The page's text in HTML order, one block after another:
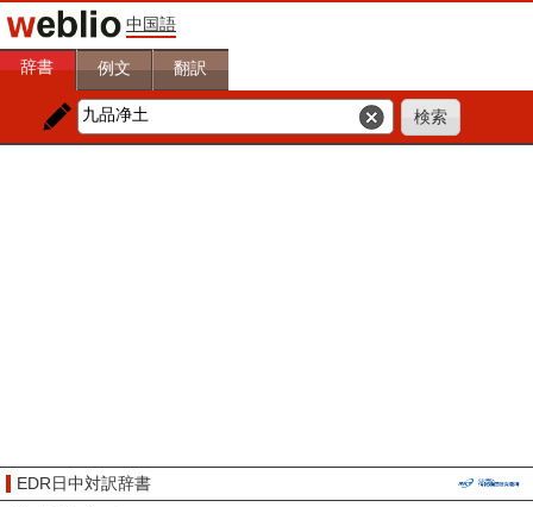
中国語
辞書 例文 翻訳
EDR日中対訳辞書